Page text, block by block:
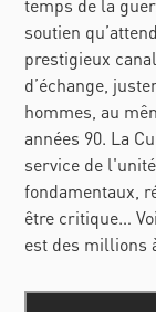
temps de la
soutien
prestigieux
d’échange,
hommes, au
années 90. La
service de
fondamentaux,
être critique…
est des millions